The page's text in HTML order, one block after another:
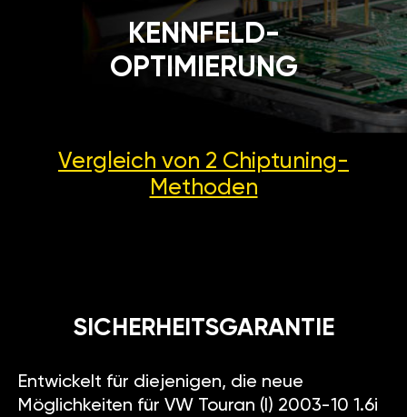
KENNFELD-
OPTIMIERUNG
Vergleich von 2 Chiptuning-
Methoden
SICHERHEITSGARANTIE
Entwickelt für diejenigen, die neue
Möglichkeiten für VW Touran (I) 2003-10 1.6i